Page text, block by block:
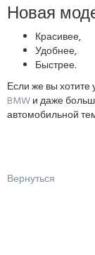
Новая
Красивее,
Удобнее,
Быстрее.
Если же вы
BMWи даже
автомобильной
Вернуться